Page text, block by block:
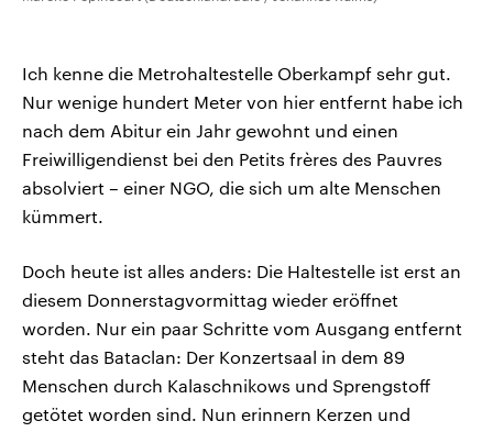
Ich kenne die Metrohaltestelle Oberkampf sehr gut.
Nur wenige hundert Meter von hier entfernt habe ich
nach dem Abitur ein Jahr gewohnt und einen
Freiwilligendienst bei den Petits frères des Pauvres
absolviert – einer NGO, die sich um alte Menschen
kümmert.
Doch heute ist alles anders: Die Haltestelle ist erst an
diesem Donnerstagvormittag wieder eröffnet
worden. Nur ein paar Schritte vom Ausgang entfernt
steht das Bataclan: Der Konzertsaal in dem 89
Menschen durch Kalaschnikows und Sprengstoff
getötet worden sind. Nun erinnern Kerzen und